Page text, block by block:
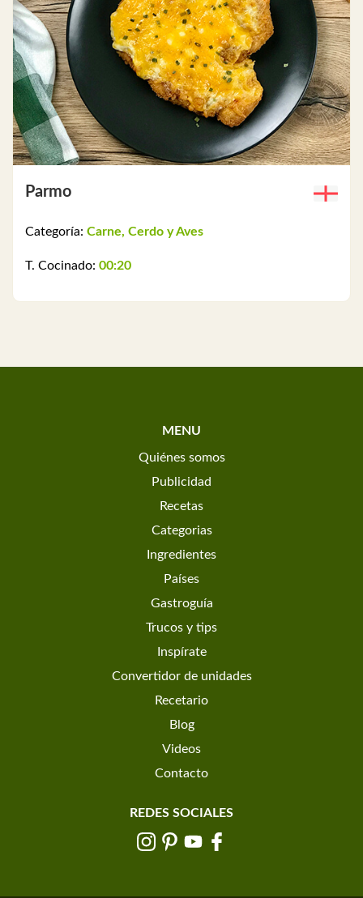
Parmo
Categoría: Carne, Cerdo y Aves
T. Cocinado: 00:20
MENU
Quiénes somos
Publicidad
Recetas
Categorias
Ingredientes
Países
Gastroguía
Trucos y tips
Inspírate
Convertidor de unidades
Recetario
Blog
Videos
Contacto
REDES SOCIALES